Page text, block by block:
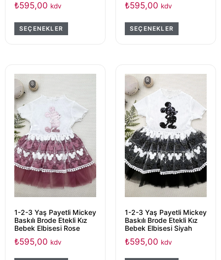
₺595,00 kdv
SEÇENEKLER
₺595,00 kdv
SEÇENEKLER
1-2-3 Yaş Payetli Mickey
Baskılı Brode Etekli Kız
Bebek Elbisesi Rose
₺595,00 kdv
1-2-3 Yaş Payetli Mickey
Baskılı Brode Etekli Kız
Bebek Elbisesi Siyah
₺595,00 kdv